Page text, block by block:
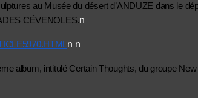
au Musée du désert d’ANDUZE dans le
CÉVENOLES.n
n n
album, intitulé Certain Thoughts, du groupe